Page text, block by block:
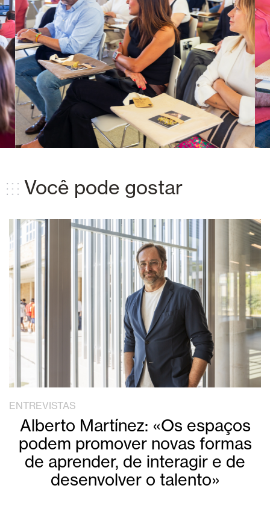
Você pode gostar
ENTREVISTAS
Alberto Martínez: «Os espaços
podem promover novas formas
de aprender, de interagir e de
desenvolver o talento»